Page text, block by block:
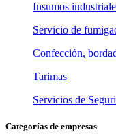
Insumos
Servicio de
Confección,
Tarimas
Servicios de
Categorías de empresas